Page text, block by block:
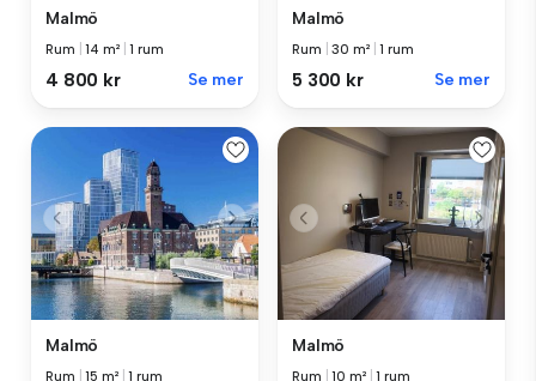
Malmö
Rum |14 m² |1 rum
4 800 kr Se mer
Malmö
Rum |30 m² |1 rum
5 300 kr Se mer
Malmö
Rum |15 m² |1 rum
Malmö
Rum |10 m² |1 rum